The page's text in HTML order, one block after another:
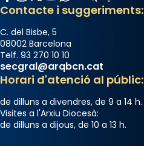
Contacte i suggeriments:
C. del Bisbe, 5
08002 Barcelona
Telf. 93 270 10 10
secgral@arqbcn.cat
Horari d'atenció al públic:
de dilluns a divendres, de 9 a 14 h.
Visites a l'Arxiu Diocesà:
de dilluns a dijous, de 10 a 13 h.